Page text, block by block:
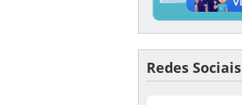
Redes Sociais